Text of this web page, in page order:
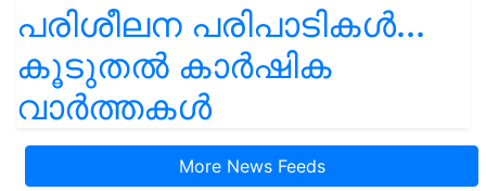
പരിശീലന പരിപാടികൾ...
കൂടുതൽ കാർഷിക
വാർത്തകൾ
More News Feeds